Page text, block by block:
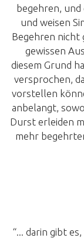
begehren,
und weisen
Begehren nicht
gewissen
diesem Grund
versprochen,
vorstellen
anbelangt,
Durst erleiden
mehr
“... darin gibt